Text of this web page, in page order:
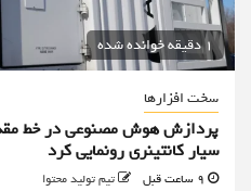
1 دقیقه خوانده شده
سخت افزارها
پردازش هوش مصنوعی در خط
سیار کانتینری رونمایی کرد
تیم تولید محتوا